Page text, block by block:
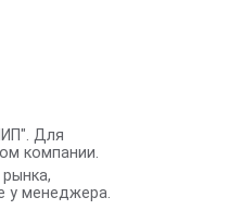
Для
компании.
у менеджера.